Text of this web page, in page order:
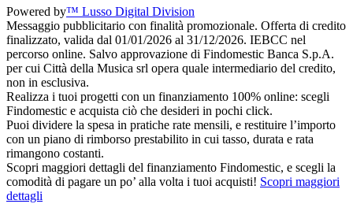
Powered by™ Lusso Digital Division
Messaggio pubblicitario con finalità promozionale. Offerta di credito
finalizzato, valida dal 01/01/2026 al 31/12/2026. IEBCC nel
percorso online. Salvo approvazione di Findomestic Banca S.p.A.
per cui Città della Musica srl opera quale intermediario del credito,
non in esclusiva.
Realizza i tuoi progetti con un finanziamento 100% online: scegli
Findomestic e acquista ciò che desideri in pochi click.
Puoi dividere la spesa in pratiche rate mensili, e restituire l’importo
con un piano di rimborso prestabilito in cui tasso, durata e rata
rimangono costanti.
Scopri maggiori dettagli del finanziamento Findomestic, e scegli la
comodità di pagare un po’ alla volta i tuoi acquisti! Scopri maggiori
dettagli